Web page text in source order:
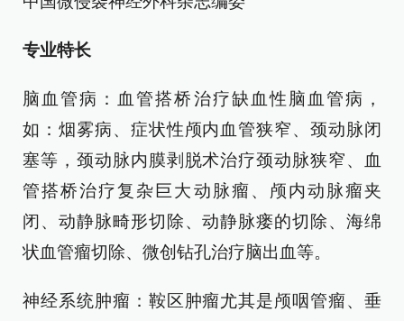
专业特长
脑血管病：血管搭桥治疗缺血性脑血管病，
如：烟雾病、症状性颅内血管狭窄、颈动脉闭
塞等，颈动脉内膜剥脱术治疗颈动脉狭窄、血
管搭桥治疗复杂巨大动脉瘤、颅内动脉瘤夹
闭、动静脉畸形切除、动静脉瘘的切除、海绵
状血管瘤切除、微创钻孔治疗脑出血等。
神经系统肿瘤：鞍区肿瘤尤其是颅咽管瘤、垂